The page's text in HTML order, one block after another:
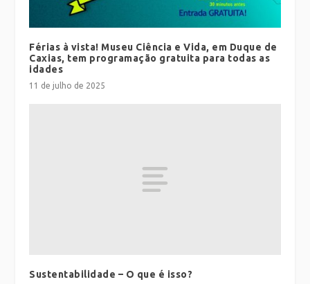
Férias à vista! Museu Ciência e Vida, em Duque de
Caxias, tem programação gratuita para todas as
idades
11 de julho de 2025
Sustentabilidade – O que é isso?